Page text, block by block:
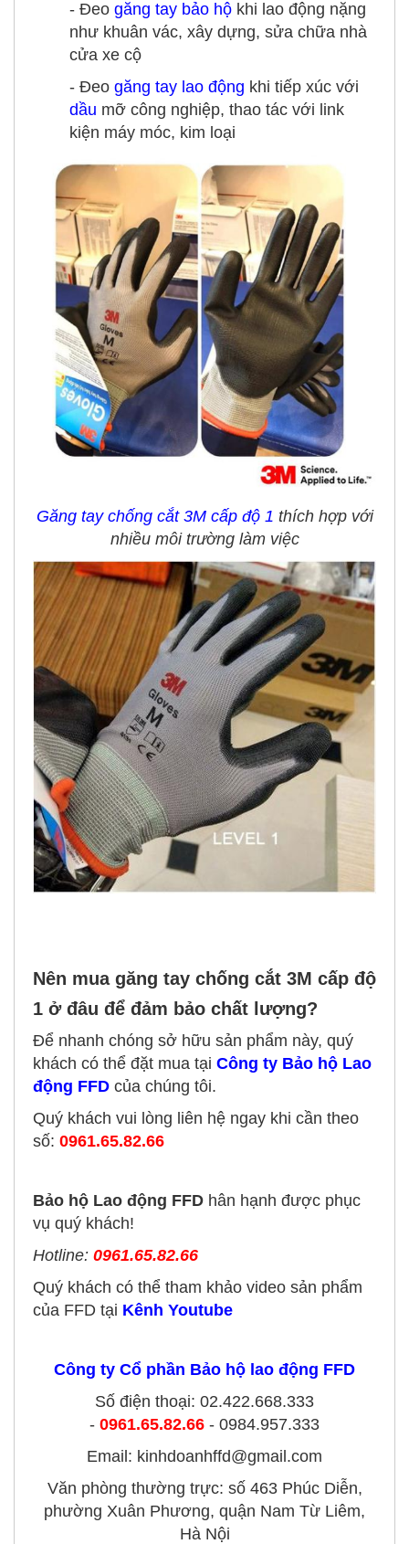
- Đeo găng tay bảo hộ khi lao động nặng
như khuân vác, xây dựng, sửa chữa nhà
cửa xe cộ
- Đeo găng tay lao động khi tiếp xúc với
dầu mỡ công nghiệp, thao tác với link
kiện máy móc, kim loại
Găng tay chống cắt 3M cấp độ 1 thích hợp với
nhiều môi trường làm việc
Nên mua găng tay chống cắt 3M cấp độ
1 ở đâu để đảm bảo chất lượng?
Để nhanh chóng sở hữu sản phẩm này, quý
khách có thể đặt mua tại Công ty Bảo hộ Lao
động FFD của chúng tôi.
Quý khách vui lòng liên hệ ngay khi cần theo
số: 0961.65.82.66
Bảo hộ Lao động FFD hân hạnh được phục
vụ quý khách!
Hotline: 0961.65.82.66
Quý khách có thể tham khảo video sản phẩm
của FFD tại Kênh Youtube
Công ty Cổ phần Bảo hộ lao động FFD
Số điện thoại: 02.422.668.333
- 0961.65.82.66 - 0984.957.333
Email: kinhdoanhffd@gmail.com
Văn phòng thường trực: số 463 Phúc Diễn,
phường Xuân Phương, quận Nam Từ Liêm,
Hà Nội